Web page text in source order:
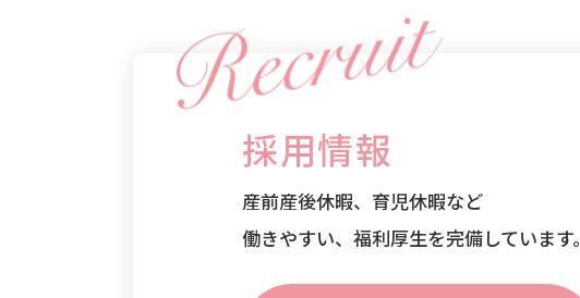
採用情報
産前産後休暇、育児休暇など
働きやすい、福利厚生を完備しています。